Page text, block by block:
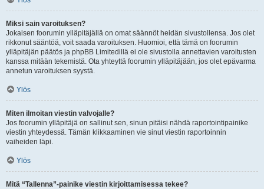
Miksi sain varoituksen?
Jokaisen foorumin ylläpitäjällä on omat säännöt heidän sivustollensa. Jos olet
rikkonut sääntöä, voit saada varoituksen. Huomioi, että tämä on foorumin
ylläpitäjän päätös ja phpBB Limitedillä ei ole sivustolla annettavien varoitusten
kanssa mitään tekemistä. Ota yhteyttä foorumin ylläpitäjään, jos olet epävarma
annetun varoituksen syystä.
Ylös
Miten ilmoitan viestin valvojalle?
Jos foorumin ylläpitäjä on sallinut sen, sinun pitäisi nähdä raportointipainike
viestin yhteydessä. Tämän klikkaaminen vie sinut viestin raportoinnin
vaiheiden läpi.
Ylös
Mitä “Tallenna”-painike viestin kirjoittamisessa tekee?